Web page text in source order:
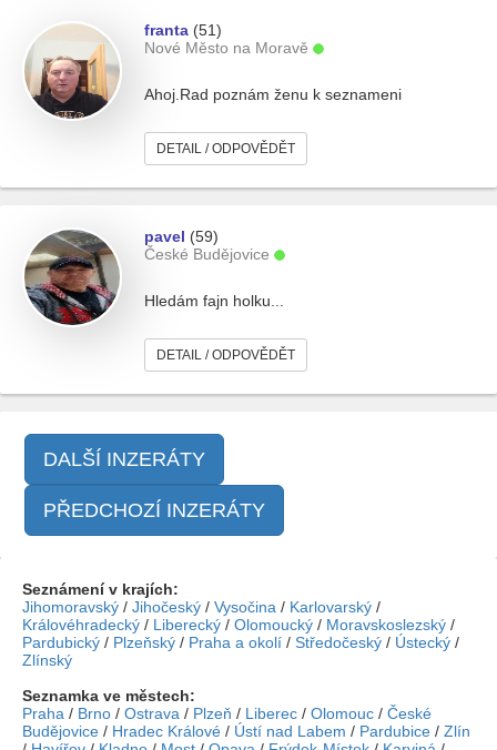
franta (51)
Nové Město na Moravě
Ahoj.Rad poznám ženu k seznameni
DETAIL / ODPOVĚDĚT
pavel (59)
České Budějovice
Hledám fajn holku...
DETAIL / ODPOVĚDĚT
DALŠÍ INZERÁTY
PŘEDCHOZÍ INZERÁTY
Seznámení v krajích:
Jihomoravský / Jihočeský / Vysočina / Karlovarský /
Královéhradecký / Liberecký / Olomoucký / Moravskoslezský /
Pardubický / Plzeňský / Praha a okolí / Středočeský / Ústecký /
Zlínský
Seznamka ve městech:
Praha / Brno / Ostrava / Plzeň / Liberec / Olomouc / České
Budějovice / Hradec Králové / Ústí nad Labem / Pardubice / Zlín